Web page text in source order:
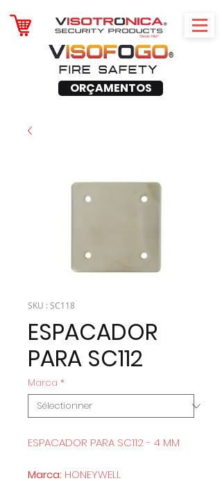
ORÇAMENTOS
SKU : SC118
ESPACADOR
PARA SC112
Marca *
ESPACADOR PARA SC112 - 4 MM
Marca: HONEYWELL